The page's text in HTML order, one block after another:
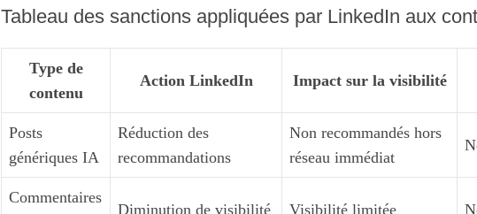
Tableau des sanctions appliquées par LinkedIn aux
Type de
contenu
Action LinkedIn Impact sur la visibilité
Posts
génériques IA
Réduction des
recommandations
Non recommandés hors
réseau immédiat
Commentaires
Diminution de visibilité Visibilité limitée